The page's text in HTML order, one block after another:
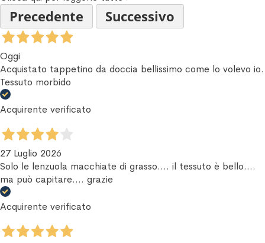
Precedente Successivo
Oggi
Acquistato tappetino da doccia bellissimo come lo volevo io.
Tessuto morbido
Acquirente verificato
27 Luglio 2026
Solo le lenzuola macchiate di grasso.... il tessuto è bello....
ma può capitare.... grazie
Acquirente verificato